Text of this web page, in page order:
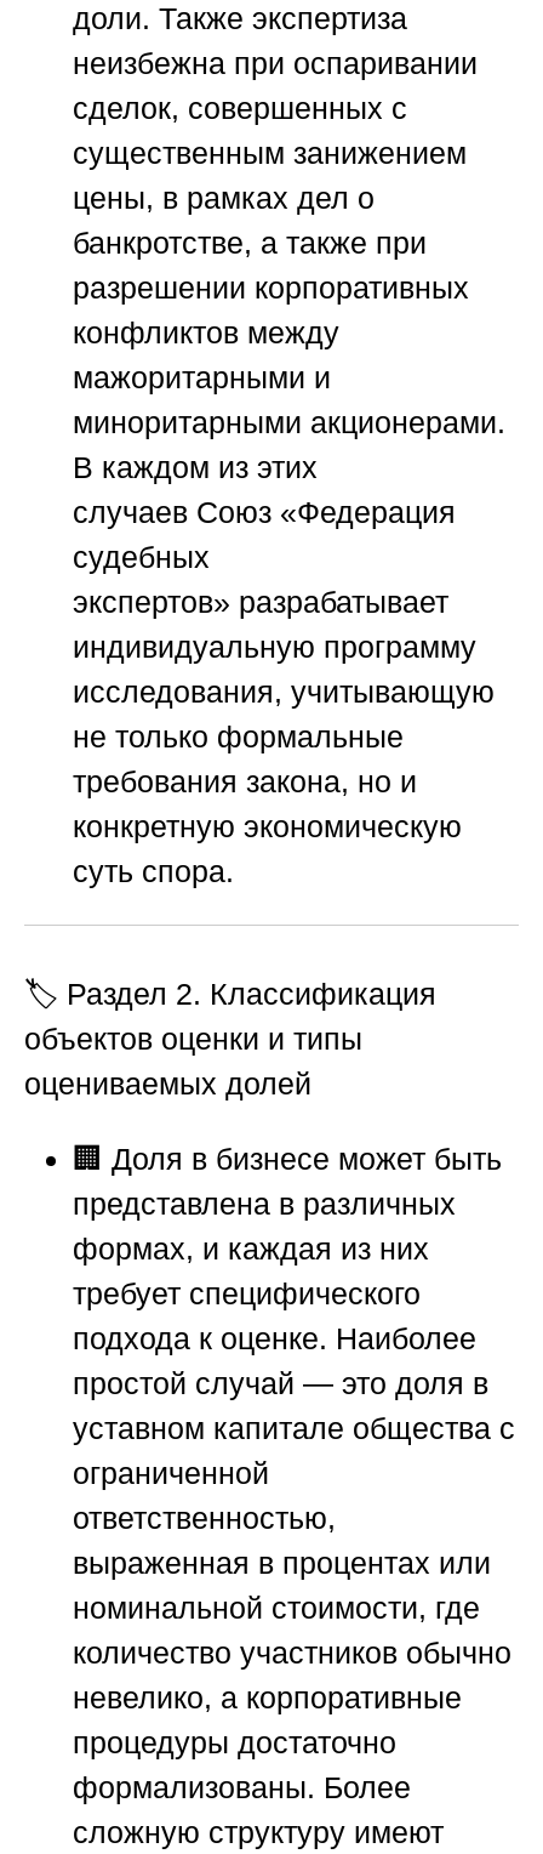
доли. Также экспертиза
неизбежна при оспаривании
сделок, совершенных с
существенным занижением
цены, в рамках дел о
банкротстве, а также при
разрешении корпоративных
конфликтов между
мажоритарными и
миноритарными акционерами.
В каждом из этих
случаев Союз «Федерация
судебных
экспертов» разрабатывает
индивидуальную программу
исследования, учитывающую
не только формальные
требования закона, но и
конкретную экономическую
суть спора.
🏷️ Раздел 2. Классификация
объектов оценки и типы
оцениваемых долей
🏢 Доля в бизнесе может быть
представлена в различных
формах, и каждая из них
требует специфического
подхода к оценке. Наиболее
простой случай — это доля в
уставном капитале общества с
ограниченной
ответственностью,
выраженная в процентах или
номинальной стоимости, где
количество участников обычно
невелико, а корпоративные
процедуры достаточно
формализованы. Более
сложную структуру имеют